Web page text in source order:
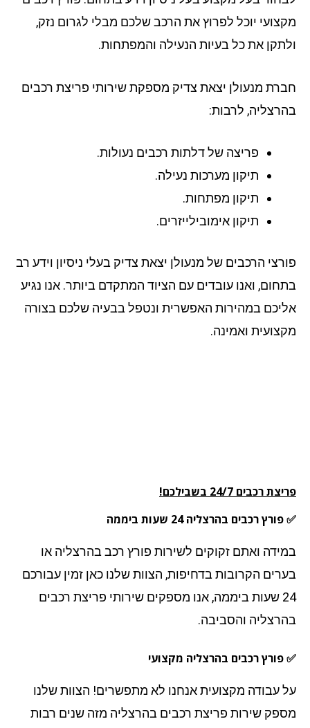
יוכל לפרוץ את הרכב שלכם מבלי לגרום נזק,
את כל בעיות הנעילה והמפתחות.
מנעולן יצאת צדיק מספקת שירותי פריצת רכבים
לרבות:
פריצה של דלתות רכבים נעולות.
תיקון מערכות נעילה.
תיקון מפתחות.
תיקון אימובילייזרים.
הרכבים של מנעולן יצאת צדיק בעלי ניסיון וידע רב
ואנו עובדים עם הציוד המתקדם ביותר. אנו נגיע
במהירות האפשרית ונטפל בבעיה שלכם בצורה
ואמינה.
רכבים 24/7 בשבילכם!
פורץ רכבים בהרצליה24 שעות ביממה
ואתם זקוקים לשירות פורץ רכב בהרצליה או
הקרובות בדחיפות, הצוות שלנו כאן זמין עבורכם
24 שעות ביממה, אנו מספקים שירותי פריצת רכבים
והסביבה.
פורץ רכבים בהרצליה מקצועי
עבודה מקצועית אנחנו לא מתפשרים! הצוות שלנו
שירות פריצת רכבים בהרצליה מזה שנים רבות